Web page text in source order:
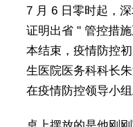
7 月 6 日零时起，
证明出省 " 管控措
本结束，疫情防控
生医院医务科科长
在疫情防控领导小